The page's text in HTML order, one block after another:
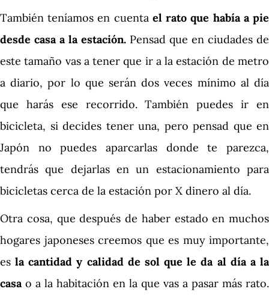
También teníamos en cuenta el rato que había a pie
desde casa a la estación. Pensad que en ciudades de
este tamaño vas a tener que ir a la estación de metro
a diario, por lo que serán dos veces mínimo al día
que harás ese recorrido. También puedes ir en
bicicleta, si decides tener una, pero pensad que en
Japón no puedes aparcarlas donde te parezca,
tendrás que dejarlas en un estacionamiento para
bicicletas cerca de la estación por X dinero al día.
Otra cosa, que después de haber estado en muchos
hogares japoneses creemos que es muy importante,
esla cantidad y calidad de sol que le da al día a la
casao a la habitación en la que vas a pasar más rato.